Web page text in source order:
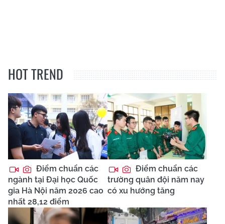
HOT TREND
Điểm chuẩn các
ngành tại Đại học Quốc
gia Hà Nội năm 2026 cao
nhất 28,12 điểm
Điểm chuẩn các
trường quân đội năm nay
có xu hướng tăng